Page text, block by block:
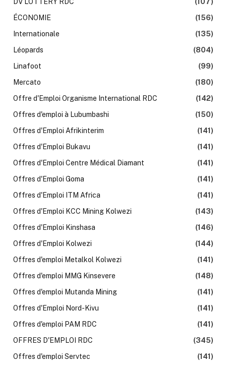
DV LOTTERY RDC
(107)
ÉCONOMIE
(156)
Internationale
(135)
Léopards
(804)
Linafoot
(99)
Mercato
(180)
Offre d'Emploi Organisme International RDC
(142)
Offres d'emploi à Lubumbashi
(150)
Offres d'Emploi Afrikinterim
(141)
Offres d'Emploi Bukavu
(141)
Offres d'Emploi Centre Médical Diamant
(141)
Offres d'Emploi Goma
(141)
Offres d'Emploi ITM Africa
(141)
Offres d'Emploi KCC Mining Kolwezi
(143)
Offres d'Emploi Kinshasa
(146)
Offres d'Emploi Kolwezi
(144)
Offres d'emploi Metalkol Kolwezi
(141)
Offres d'emploi MMG Kinsevere
(148)
Offres d'emploi Mutanda Mining
(141)
Offres d'Emploi Nord-Kivu
(141)
Offres d'emploi PAM RDC
(141)
OFFRES D'EMPLOI RDC
(345)
Offres d'emploi Servtec
(141)